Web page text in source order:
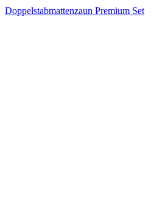
Doppelstabmattenzaun Premium Set